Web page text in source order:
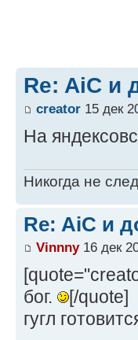
Re: AiC и
creator 15 дек
На
Никогда не
Re: AiC и
Vinnny16 дек
бог.
[/quote]
гугл